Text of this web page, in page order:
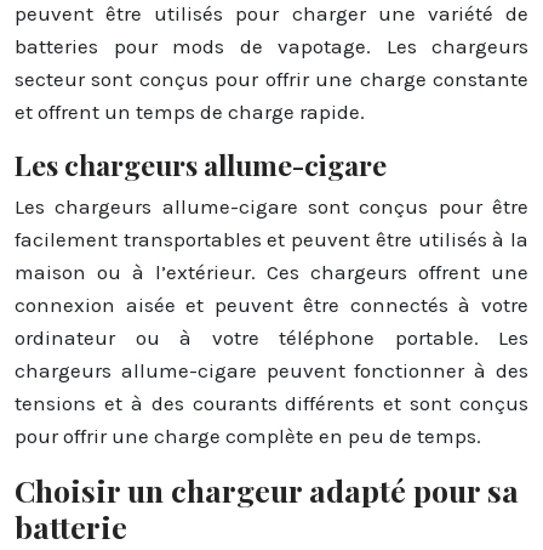
peuvent être utilisés pour charger une variété de
batteries pour mods de vapotage. Les chargeurs
secteur sont conçus pour offrir une charge constante
et offrent un temps de charge rapide.
Les chargeurs allume-cigare
Les chargeurs allume-cigare sont conçus pour être
facilement transportables et peuvent être utilisés à la
maison ou à l’extérieur. Ces chargeurs offrent une
connexion aisée et peuvent être connectés à votre
ordinateur ou à votre téléphone portable. Les
chargeurs allume-cigare peuvent fonctionner à des
tensions et à des courants différents et sont conçus
pour offrir une charge complète en peu de temps.
Choisir un chargeur adapté pour sa
batterie